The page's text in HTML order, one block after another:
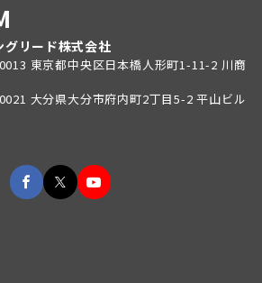
グリード株式会社
東京都中央区日本橋人形町1-11-2 川商
大分県大分市府内町2丁目5-2 平山ビル